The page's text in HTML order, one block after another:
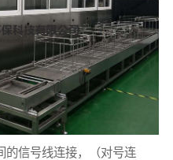
的信号线连接，（对号连